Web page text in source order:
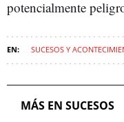
potencialmente
SUCESOS Y
MÁS EN SUCESOS